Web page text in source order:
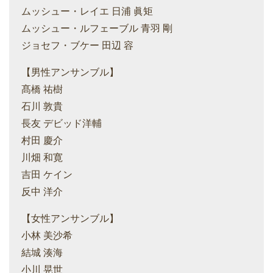
ムッシュー・レイエ 日浦 眞矩
ムッシュー・ルフェーブル 青羽 剛
ジョセフ・ブケー 田辺 容
【男性アンサンブル】
髙橋 祐樹
石川 敦貴
長友 デビッド洋輔
村田 慶介
川畑 和寛
吉田 ケイン
反中 洋介
【女性アンサンブル】
小林 美沙希
結城 湊海
小川 晃世